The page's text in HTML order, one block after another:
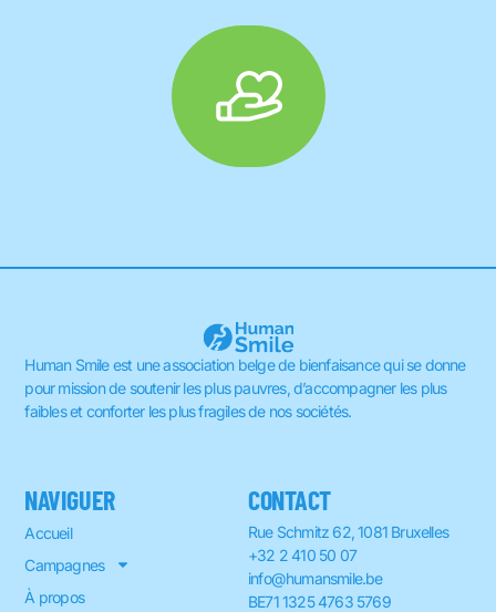
Human Smile est une association belge de bienfaisance qui se donne
pour mission de soutenir les plus pauvres, d’accompagner les plus
faibles et conforter les plus fragiles de nos sociétés.
NAVIGUER
Accueil
Campagnes
À propos
CONTACT
Rue Schmitz 62, 1081 Bruxelles
+32 2 410 50 07
info@humansmile.be
BE71 1325 4763 5769